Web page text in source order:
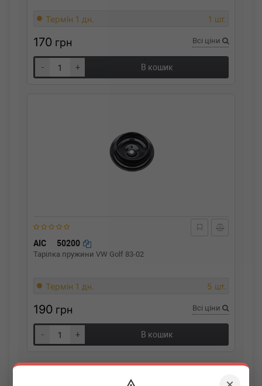
Термін 1 дн. 1 шт.
170 грн Всі ціни
- + В кошик
AIC 50200
Тарілка пружини VW Golf 83-02
Термін 1 дн. 5 шт.
190 грн Всі ціни
- + В кошик